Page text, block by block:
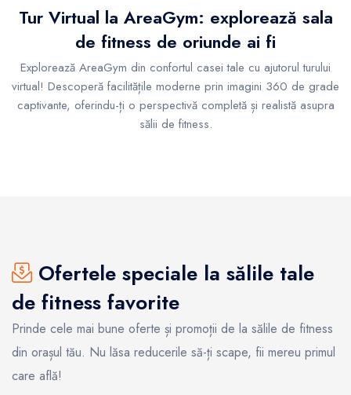
Tur Virtual la AreaGym: explorează sala
de fitness de oriunde ai fi
Explorează AreaGym din confortul casei tale cu ajutorul turului
virtual! Descoperă facilitățile moderne prin imagini 360 de grade
captivante, oferindu-ți o perspectivă completă și realistă asupra
sălii de fitness.
Ofertele speciale la sălile tale
de fitness favorite
Prinde cele mai bune oferte și promoții de la sălile de fitness
din orașul tău. Nu lăsa reducerile să-ți scape, fii mereu primul
care află!